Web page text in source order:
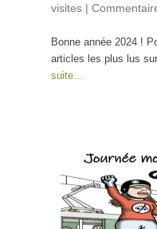
visites |
Bonne année 2024 !
articles les plus lus
suite…